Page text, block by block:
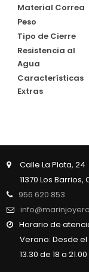
Material Correa
Peso
Tipo de Cierre
Resistencia al
Agua
Características
Calle La Plata, 24
11370 Los Barrios,
956 620 853
Horario de
Verano: Desde el
13.30 de 18 a